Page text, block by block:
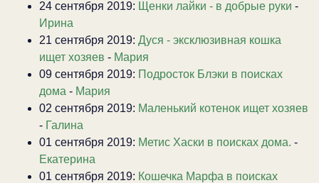
24 сентября 2019: Щенки лайки - в добрые руки -
Ирина
21 сентября 2019: Дуся - эксклюзивная кошка
ищет хозяев - Мария
09 сентября 2019: Подросток Блэки в поисках
дома - Мария
02 сентября 2019: Маленький котенок ищет хозяев
- Галина
01 сентября 2019: Метис Хаски в поисках дома. -
Екатерина
01 сентября 2019: Кошечка Марфа в поисках